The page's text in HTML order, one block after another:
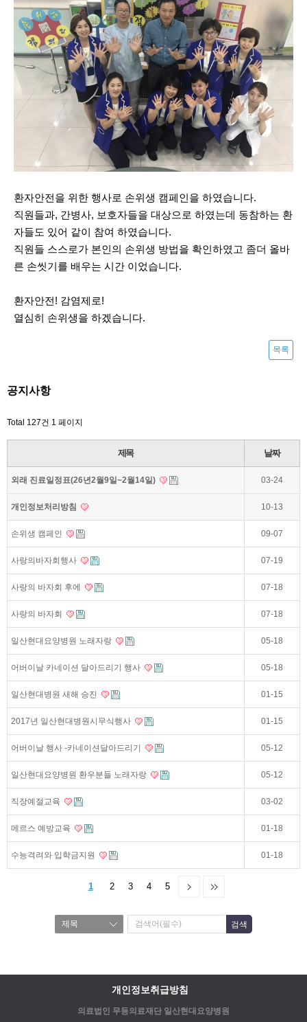
환자안전을 위한 행사로 손위생 캠페인을 하였습니다.
직원들과, 간병사, 보호자들을 대상으로 하였는데 동참하는 환
자들도 있어 같이 참여 하였습니다.
직원들 스스로가 본인의 손위생 방법을 확인하였고 좀더 올바
른 손씻기를 배우는 시간 이었습니다.
환자안전! 감염제로!
열심히 손위생을 하겠습니다.
목록
공지사항
Total 127건 1 페이지
제목 날짜
외래 진료일정표(26년2월9일~2월14일) 03-24
개인정보처리방침 10-13
손위생 캠페인 09-07
사랑의바자회행사 07-19
사랑의 바자회 후에 07-18
사랑의 바자회 07-18
일산현대요양병원 노래자랑 05-18
어버이날 카네이션 달아드리기 행사 05-18
일산현대병원 새해 승진 01-15
2017년 일산현대병원시무식행사 01-15
어버이날 행사 -카네이션달아드리기 05-12
일산현대요양병원 환우분들 노래자랑 05-12
직장예절교육 03-02
메르스 예방교육 01-18
수능격려와 입학금지원 01-18
1 2 3 4 5
개인정보취급방침
의료법인 무등의료재단 일산현대요양병원